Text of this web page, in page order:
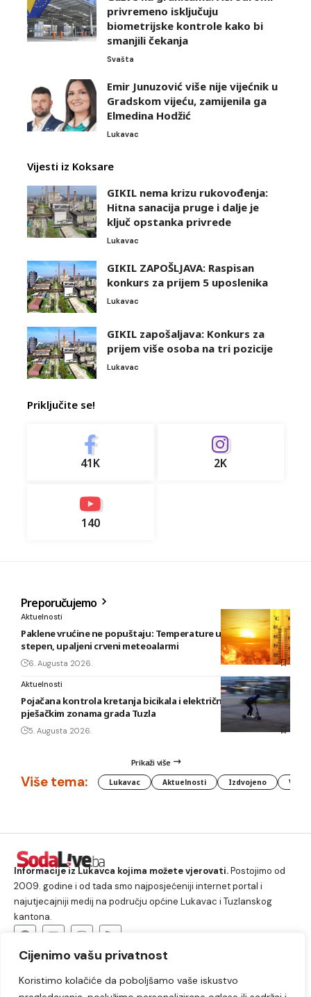
Cijenimo vašu privatnost
Koristimo kolačiće da poboljšamo vaše iskustvo
privremeno isključuju
biometrijske kontrole kako bi
smanjili čekanja
Svašta
Emir Junuzović više nije vijećnik u
Gradskom vijeću, zamijenila ga
Elmedina Hodžić
Lukavac
Vijesti iz Koksare
GIKIL nema krizu rukovođenja:
Hitna sanacija pruge i dalje je
ključ opstanka privrede
Lukavac
GIKIL ZAPOŠLJAVA: Raspisan
konkurs za prijem 5 uposlenika
Lukavac
GIKIL zapošaljava: Konkurs za
prijem više osoba na tri pozicije
Lukavac
Priključite se!
41K 2K
140
Preporučujemo
Aktuelnosti
Paklene vrućine ne popuštaju: Temperature u BiH i do 41
stepen, upaljeni crveni meteoalarmi
6. Augusta 2026.
Aktuelnosti
Pojačana kontrola kretanja bicikala i električnih romobila u
pješačkim zonama grada Tuzla
5. Augusta 2026.
Prikaži više
Više tema: Lukavac Aktuelnosti Izdvojeno
Informacije iz Lukavca kojima možete vjerovati.Postojimo od
2009. godine i od tada smo najposjećeniji internet portal i
najutjecajniji medij na području općine Lukavac i Tuzlanskog
kantona.
Lukavac Društvo Crna hronika Sport